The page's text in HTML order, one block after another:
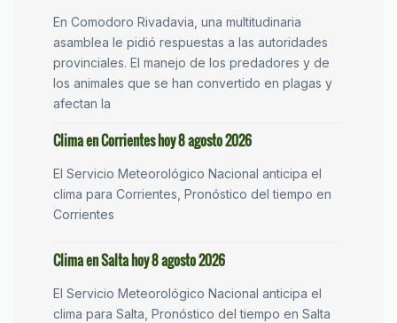
En Comodoro Rivadavia, una multitudinaria
asamblea le pidió respuestas a las autoridades
provinciales. El manejo de los predadores y de
los animales que se han convertido en plagas y
afectan la
Clima en Corrientes hoy 8 agosto 2026
El Servicio Meteorológico Nacional anticipa el
clima para Corrientes, Pronóstico del tiempo en
Corrientes
Clima en Salta hoy 8 agosto 2026
El Servicio Meteorológico Nacional anticipa el
clima para Salta, Pronóstico del tiempo en Salta